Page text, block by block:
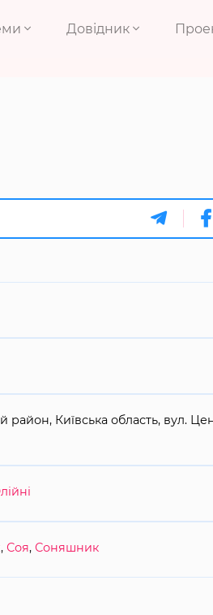
Довідник
район, Київська область, вул.
,Соя,Соняшник